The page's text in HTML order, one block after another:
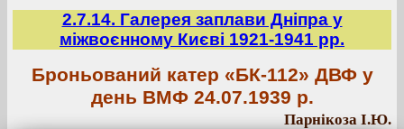
2.7.14. Галерея заплави Дніпра у
міжвоєнному Києві 1921-1941 рр.
Броньований катер «БК-112» ДВФ у
день ВМФ 24.07.1939 р.
Парнікоза І.Ю.